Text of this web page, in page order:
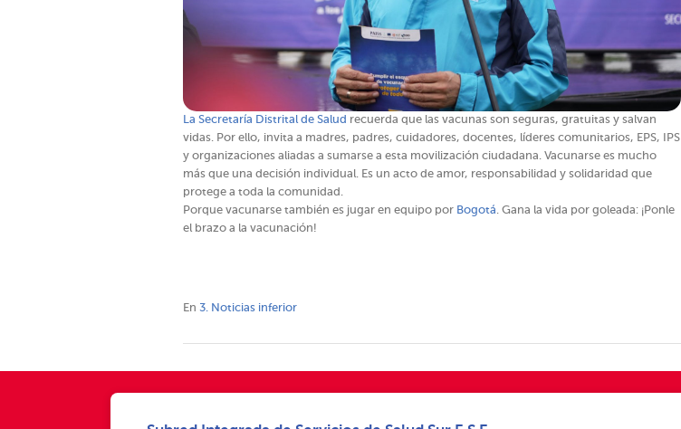
La Secretaría Distrital de Salud recuerda que las vacunas son seguras, gratuitas y salvan
vidas. Por ello, invita a madres, padres, cuidadores, docentes, líderes comunitarios, EPS, IPS
y organizaciones aliadas a sumarse a esta movilización ciudadana. Vacunarse es mucho
más que una decisión individual. Es un acto de amor, responsabilidad y solidaridad que
protege a toda la comunidad.
Porque vacunarse también es jugar en equipo por Bogotá. Gana la vida por goleada: ¡Ponle
el brazo a la vacunación!
En 3. Noticias inferior